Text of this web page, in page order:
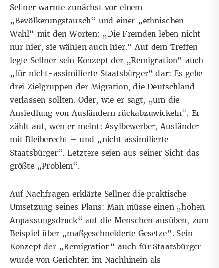
Sellner warnte zunächst vor einem
„Bevölkerungstausch“ und einer „ethnischen
Wahl“ mit den Worten: „Die Fremden leben nicht
nur hier, sie wählen auch hier.“ Auf dem Treffen
legte Sellner sein Konzept der „Remigration“ auch
„für nicht-assimilierte Staatsbürger“ dar: Es gebe
drei Zielgruppen der Migration, die Deutschland
verlassen sollten. Oder, wie er sagt, „um die
Ansiedlung von Ausländern rückabzuwickeln“. Er
zählt auf, wen er meint: Asylbewerber, Ausländer
mit Bleiberecht – und „nicht assimilierte
Staatsbürger“. Letztere seien aus seiner Sicht das
größte „Problem“.
Auf Nachfragen erklärte Sellner die praktische
Umsetzung seines Plans: Man müsse einen „hohen
Anpassungsdruck“ auf die Menschen ausüben, zum
Beispiel über „maßgeschneiderte Gesetze“. Sein
Konzept der „Remigration“ auch für Staatsbürger
wurde von Gerichten im Nachhinein als